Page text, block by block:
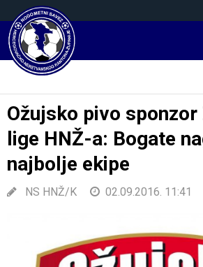
Ožujsko pivo
lige HNŽ-a: Bogate
najbolje ekipe
NS HNŽ/K 02.09.2016. 11:41